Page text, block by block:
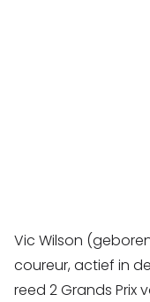
Vic Wilson
coureur, actief in de
reed 2 Grands Prix